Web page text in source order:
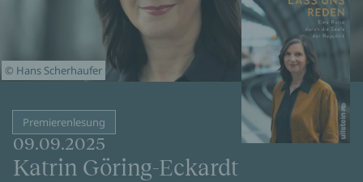
© Hans Scherhaufer
Premierenlesung
09.09.2025
Katrin Göring-Eckardt